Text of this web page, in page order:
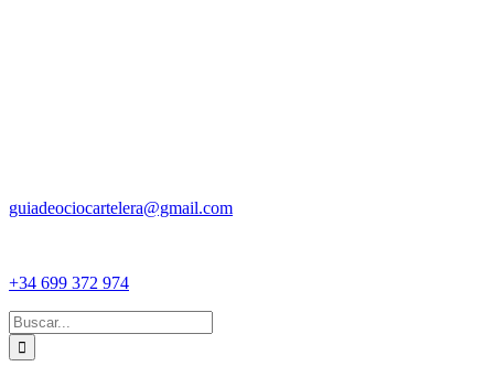
guiadeociocartelera@gmail.com
+34 699 372 974
Buscar: